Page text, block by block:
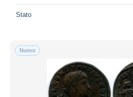
Stato
Nuovo